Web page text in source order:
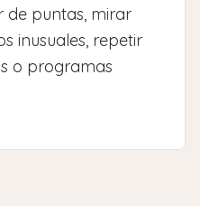
de puntas, mirar
inusuales, repetir
o programas